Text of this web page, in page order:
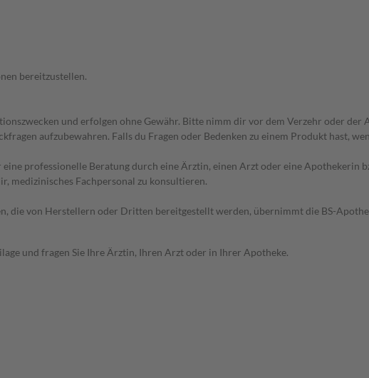
bereitzustellen.
und erfolgen ohne Gewähr. Bitte nimm dir vor dem Verzehr oder
aufzubewahren. Falls du Fragen oder Bedenken zu einem Produkt hast,
professionelle Beratung durch eine Ärztin, einen Arzt oder eine Apothekerin
medizinisches Fachpersonal zu konsultieren.
die von Herstellern oder Dritten bereitgestellt werden, übernimmt die BS-
und fragen Sie Ihre Ärztin, Ihren Arzt oder in Ihrer Apotheke.